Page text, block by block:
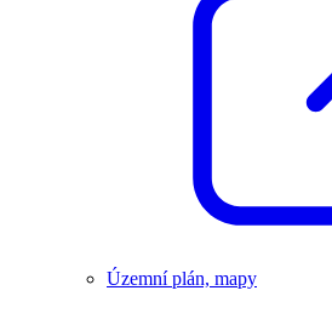
Územní plán, mapy